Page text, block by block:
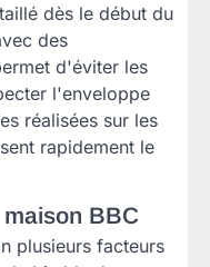
dès le début du
des
d'éviter les
l'enveloppe
réalisées sur les
rapidement le
BBC
plusieurs facteurs